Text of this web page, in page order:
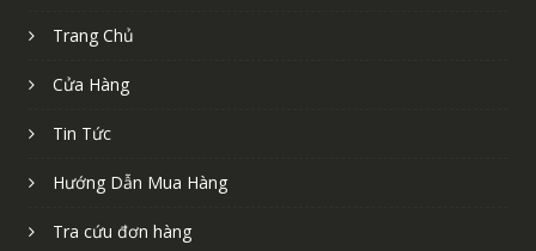
Trang Chủ
Cửa Hàng
Tin Tức
Hướng Dẫn Mua Hàng
Tra cứu đơn hàng